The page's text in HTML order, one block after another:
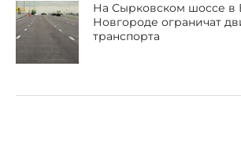
На Сырковском шоссе в
Новгороде ограничат
транспорта